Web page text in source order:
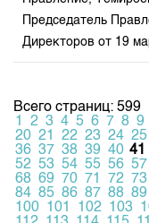
Председатель
Директоров от 19
Всего страниц: 599
1
2 3 4 5 6 7 8 9
20 21 22 23 24 25
36 37 38 39 40 41
52 53 54 55 56 57
68 69 70 71 72 73
84 85 86 87 88 89
100 101 102 103